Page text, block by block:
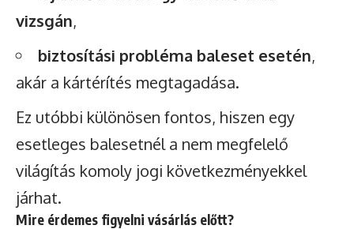
vizsgán,
biztosítási probléma baleset esetén,
akár a kártérítés megtagadása.
Ez utóbbi különösen fontos, hiszen egy
esetleges balesetnél a nem megfelelő
világítás komoly jogi következményekkel
járhat.
Mire érdemes figyelni vásárlás előtt?